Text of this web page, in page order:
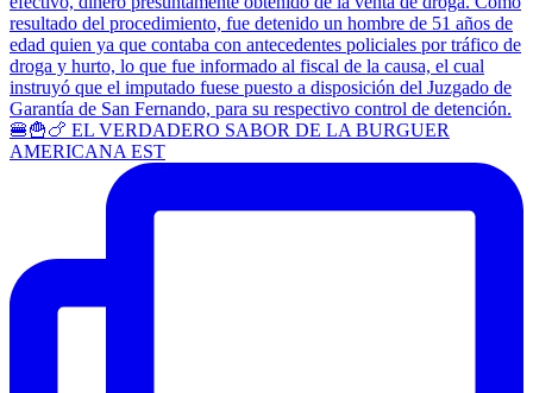
🍔🍟🍗 EL VERDADERO SABOR DE LA BURGUER
AMERICANA EST